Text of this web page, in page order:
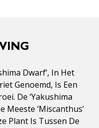
Dwarf’, In Het
Genoemd, Is Een
De ‘Yakushima
Meeste ‘Miscanthus’
Plant Is Tussen De